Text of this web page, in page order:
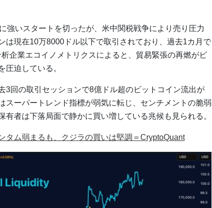
強いスタートを切ったが、米中関税戦争により売り圧力
は現在10万8000ドル以下で取引されており、過去1カ月で
企業エコイノメトリクスによると、貿易緊張の再燃がビ
圧迫している。
3回の取引セッションで8億ドル超のビットコイン流出が
スーパートレンド指標が弱気に転じ、センチメントの脆弱
有者は下落局面で静かに買い増している兆候も見られる。
タム弱まるも、クジラの買いは堅調＝CryptoQuant